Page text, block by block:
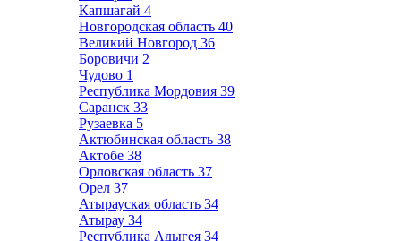
Капшагай 4
Новгородская область 40
Великий Новгород 36
Боровичи 2
Чудово 1
Республика Мордовия 39
Саранск 33
Рузаевка 5
Актюбинская область 38
Актобе 38
Орловская область 37
Орел 37
Атырауская область 34
Атырау 34
Республика Адыгея 34